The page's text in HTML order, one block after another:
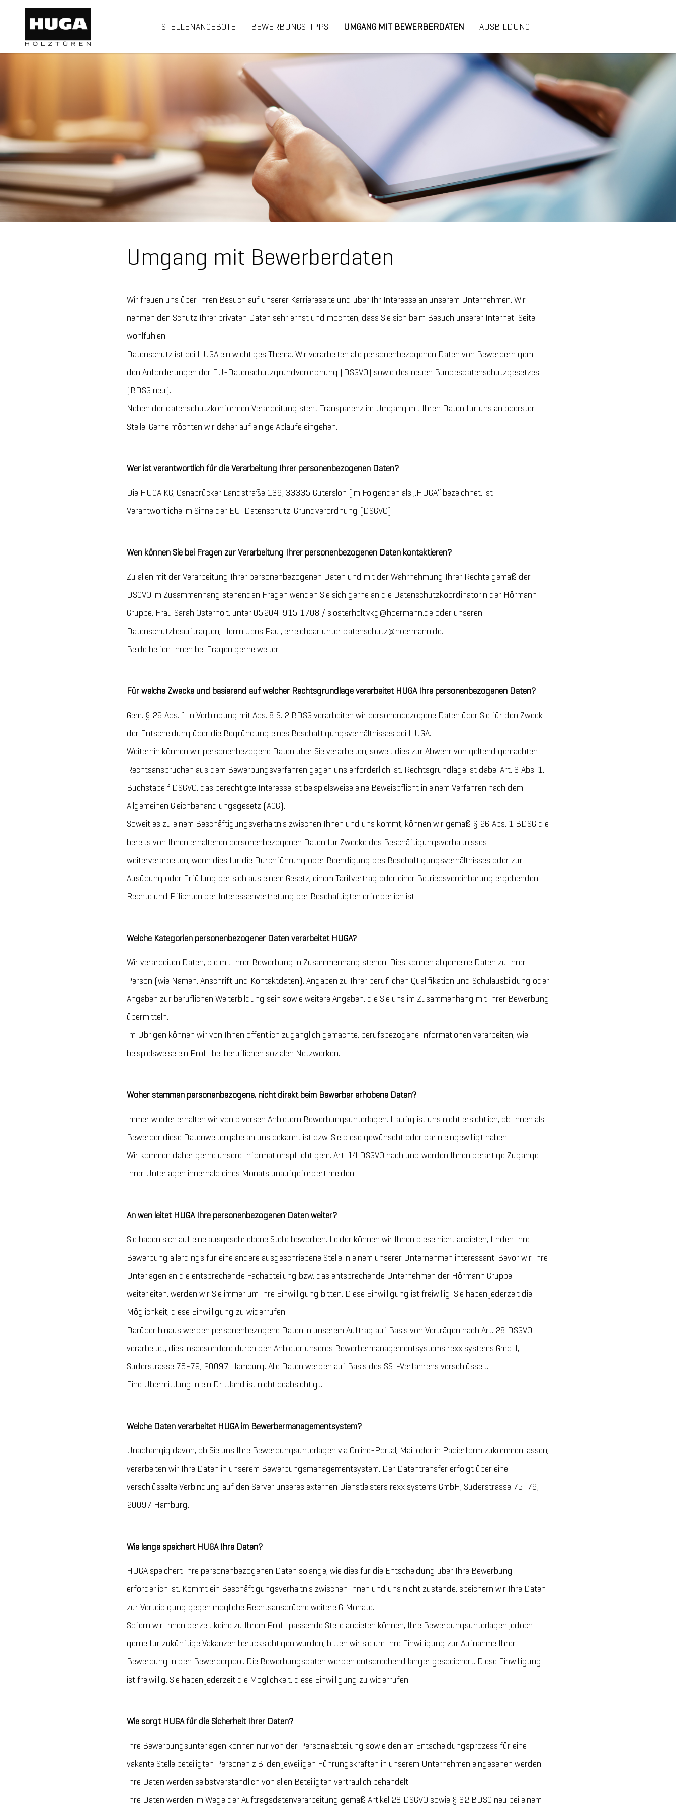
STELLENANGEBOTE BEWERBUNGSTIPPS UMGANG MIT BEWERBERDATEN AUSBILDUNG
Umgang mit Bewerberdaten
Wir freuen uns über Ihren Besuch auf unserer Karriereseite und über Ihr Interesse an unserem Unternehmen. Wir
nehmen den Schutz Ihrer privaten Daten sehr ernst und möchten, dass Sie sich beim Besuch unserer Internet-Seite
wohlfühlen.
Datenschutz ist bei HUGA ein wichtiges Thema. Wir verarbeiten alle personenbezogenen Daten von Bewerbern gem.
den Anforderungen der EU-Datenschutzgrundverordnung (DSGVO) sowie des neuen Bundesdatenschutzgesetzes
(BDSG neu).
Neben der datenschutzkonformen Verarbeitung steht Transparenz im Umgang mit Ihren Daten für uns an oberster
Stelle. Gerne möchten wir daher auf einige Abläufe eingehen.
Wer ist verantwortlich für die Verarbeitung Ihrer personenbezogenen Daten?
Die HUGA KG, Osnabrücker Landstraße 139, 33335 Gütersloh (im Folgenden als „HUGA“ bezeichnet, ist
Verantwortliche im Sinne der EU-Datenschutz-Grundverordnung (DSGVO).
Wen können Sie bei Fragen zur Verarbeitung Ihrer personenbezogenen Daten kontaktieren?
Zu allen mit der Verarbeitung Ihrer personenbezogenen Daten und mit der Wahrnehmung Ihrer Rechte gemäß der
DSGVO im Zusammenhang stehenden Fragen wenden Sie sich gerne an die Datenschutzkoordinatorin der Hörmann
Gruppe, Frau Sarah Osterholt, unter 05204-915 1708 / s.osterholt.vkg@hoermann.de oder unseren
Datenschutzbeauftragten, Herrn Jens Paul, erreichbar unter datenschutz@hoermann.de.
Beide helfen Ihnen bei Fragen gerne weiter.
Für welche Zwecke und basierend auf welcher Rechtsgrundlage verarbeitet HUGA Ihre personenbezogenen Daten?
Gem. § 26 Abs. 1 in Verbindung mit Abs. 8 S. 2 BDSG verarbeiten wir personenbezogene Daten über Sie für den Zweck
der Entscheidung über die Begründung eines Beschäftigungsverhältnisses bei HUGA.
Weiterhin können wir personenbezogene Daten über Sie verarbeiten, soweit dies zur Abwehr von geltend gemachten
Rechtsansprüchen aus dem Bewerbungsverfahren gegen uns erforderlich ist. Rechtsgrundlage ist dabei Art. 6 Abs. 1,
Buchstabe f DSGVO, das berechtigte Interesse ist beispielsweise eine Beweispflicht in einem Verfahren nach dem
Allgemeinen Gleichbehandlungsgesetz (AGG).
Soweit es zu einem Beschäftigungsverhältnis zwischen Ihnen und uns kommt, können wir gemäß § 26 Abs. 1 BDSG die
bereits von Ihnen erhaltenen personenbezogenen Daten für Zwecke des Beschäftigungsverhältnisses
weiterverarbeiten, wenn dies für die Durchführung oder Beendigung des Beschäftigungsverhältnisses oder zur
Ausübung oder Erfüllung der sich aus einem Gesetz, einem Tarifvertrag oder einer Betriebsvereinbarung ergebenden
Rechte und Pflichten der Interessenvertretung der Beschäftigten erforderlich ist.
Welche Kategorien personenbezogener Daten verarbeitet HUGA?
Wir verarbeiten Daten, die mit Ihrer Bewerbung in Zusammenhang stehen. Dies können allgemeine Daten zu Ihrer
Person (wie Namen, Anschrift und Kontaktdaten), Angaben zu Ihrer beruflichen Qualifikation und Schulausbildung oder
Angaben zur beruflichen Weiterbildung sein sowie weitere Angaben, die Sie uns im Zusammenhang mit Ihrer Bewerbung
übermitteln.
Im Übrigen können wir von Ihnen öffentlich zugänglich gemachte, berufsbezogene Informationen verarbeiten, wie
beispielsweise ein Profil bei beruflichen sozialen Netzwerken.
Woher stammen personenbezogene, nicht direkt beim Bewerber erhobene Daten?
Immer wieder erhalten wir von diversen Anbietern Bewerbungsunterlagen. Häufig ist uns nicht ersichtlich, ob Ihnen als
Bewerber diese Datenweitergabe an uns bekannt ist bzw. Sie diese gewünscht oder darin eingewilligt haben.
Wir kommen daher gerne unsere Informationspflicht gem. Art. 14 DSGVO nach und werden Ihnen derartige Zugänge
Ihrer Unterlagen innerhalb eines Monats unaufgefordert melden.
An wen leitet HUGA Ihre personenbezogenen Daten weiter?
Sie haben sich auf eine ausgeschriebene Stelle beworben. Leider können wir Ihnen diese nicht anbieten, finden Ihre
Bewerbung allerdings für eine andere ausgeschriebene Stelle in einem unserer Unternehmen interessant. Bevor wir Ihre
Unterlagen an die entsprechende Fachabteilung bzw. das entsprechende Unternehmen der Hörmann Gruppe
weiterleiten, werden wir Sie immer um Ihre Einwilligung bitten. Diese Einwilligung ist freiwillig. Sie haben jederzeit die
Möglichkeit, diese Einwilligung zu widerrufen.
Darüber hinaus werden personenbezogene Daten in unserem Auftrag auf Basis von Verträgen nach Art. 28 DSGVO
verarbeitet, dies insbesondere durch den Anbieter unseres Bewerbermanagementsystems rexx systems GmbH,
Süderstrasse 75-79, 20097 Hamburg. Alle Daten werden auf Basis des SSL-Verfahrens verschlüsselt.
Eine Übermittlung in ein Drittland ist nicht beabsichtigt.
Welche Daten verarbeitet HUGA im Bewerbermanagementsystem?
Unabhängig davon, ob Sie uns Ihre Bewerbungsunterlagen via Online-Portal, Mail oder in Papierform zukommen lassen,
verarbeiten wir Ihre Daten in unserem Bewerbungsmanagementsystem. Der Datentransfer erfolgt über eine
verschlüsselte Verbindung auf den Server unseres externen Dienstleisters rexx systems GmbH, Süderstrasse 75-79,
20097 Hamburg.
Wie lange speichert HUGA Ihre Daten?
HUGA speichert Ihre personenbezogenen Daten solange, wie dies für die Entscheidung über Ihre Bewerbung
erforderlich ist. Kommt ein Beschäftigungsverhältnis zwischen Ihnen und uns nicht zustande, speichern wir Ihre Daten
zur Verteidigung gegen mögliche Rechtsansprüche weitere 6 Monate.
Sofern wir Ihnen derzeit keine zu Ihrem Profil passende Stelle anbieten können, Ihre Bewerbungsunterlagen jedoch
gerne für zukünftige Vakanzen berücksichtigen würden, bitten wir sie um Ihre Einwilligung zur Aufnahme Ihrer
Bewerbung in den Bewerberpool. Die Bewerbungsdaten werden entsprechend länger gespeichert. Diese Einwilligung
ist freiwillig. Sie haben jederzeit die Möglichkeit, diese Einwilligung zu widerrufen.
Wie sorgt HUGA für die Sicherheit Ihrer Daten?
Ihre Bewerbungsunterlagen können nur von der Personalabteilung sowie den am Entscheidungsprozess für eine
vakante Stelle beteiligten Personen z.B. den jeweiligen Führungskräften in unserem Unternehmen eingesehen werden.
Ihre Daten werden selbstverständlich von allen Beteiligten vertraulich behandelt.
Ihre Daten werden im Wege der Auftragsdatenverarbeitung gemäß Artikel 28 DSGVO sowie § 62 BDSG neu bei einem